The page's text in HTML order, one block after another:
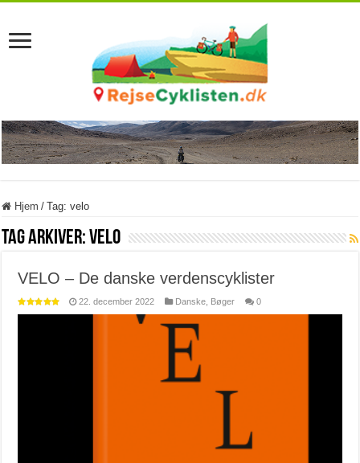
Hjem / Tag:velo
Tag Arkiver:velo
VELO – De danske verdenscyklister
22. december 2022 Danske Bøger 0